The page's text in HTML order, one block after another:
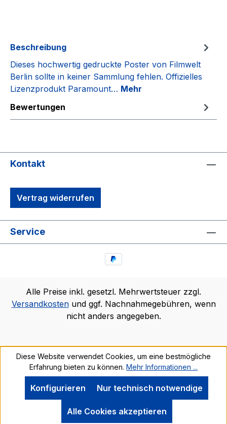
Beschreibung
Dieses hochwertig gedruckte Poster von Filmwelt
Berlin sollte in keiner Sammlung fehlen. Offizielles
Lizenzprodukt Paramount… Mehr
Bewertungen
Kontakt
Vertrag widerrufen
Service
Alle Preise inkl. gesetzl. Mehrwertsteuer zzgl.
Versandkostenund ggf. Nachnahmegebühren, wenn
nicht anders angegeben.
Diese Website verwendet Cookies, um eine bestmögliche
Erfahrung bieten zu können. Mehr Informationen ...
Nur technisch notwendige
Konfigurieren
Alle Cookies akzeptieren